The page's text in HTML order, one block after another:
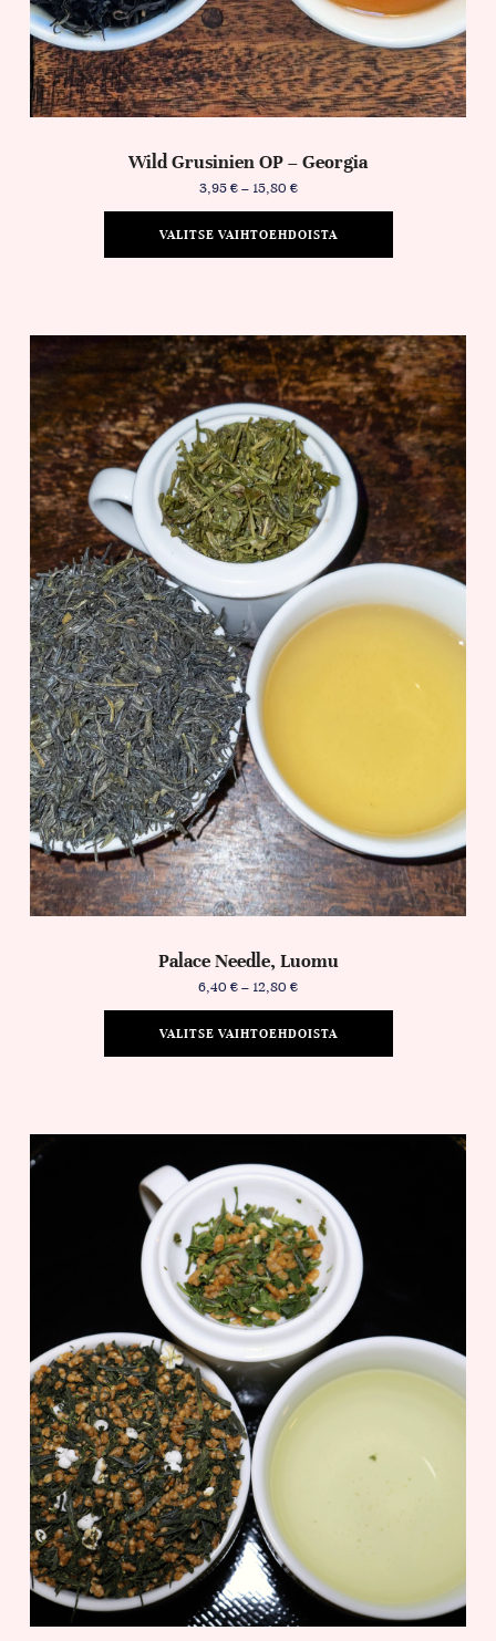
Wild Grusinien OP – Georgia
3,95€ – 15,80 €
VALITSE VAIHTOEHDOISTA
Palace Needle, Luomu
6,40 €– 12,80 €
VALITSE VAIHTOEHDOISTA